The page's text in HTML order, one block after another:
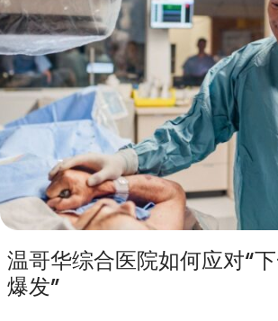
温哥华综合医院如何应对“
爆发”